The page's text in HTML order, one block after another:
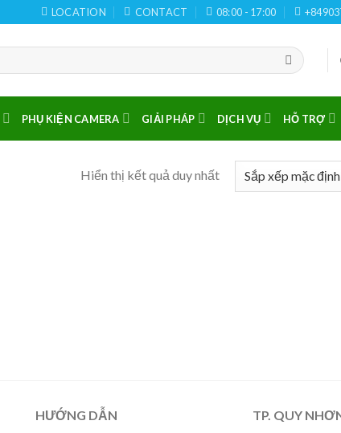
LOCATION CONTACT 08:00 - 17:00
PHỤ KIỆN CAMERA GIẢI PHÁP DỊCH VỤ HỖ TRỢ
Hiển thị kết quả duy nhất
HƯỚNG DẪN TP. QUY